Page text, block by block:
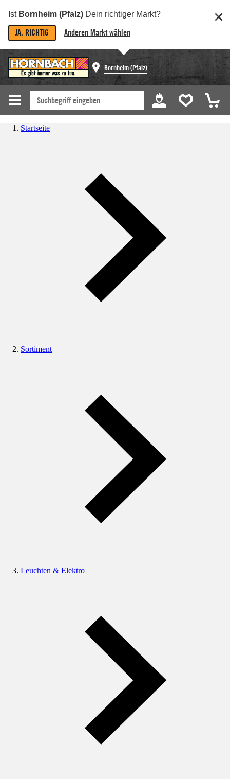
Ist Bornheim (Pfalz) Dein richtiger Markt?
JA, RICHTIG Anderen Markt wählen
Bornheim (Pfalz)
Startseite
Sortiment
Leuchten & Elektro